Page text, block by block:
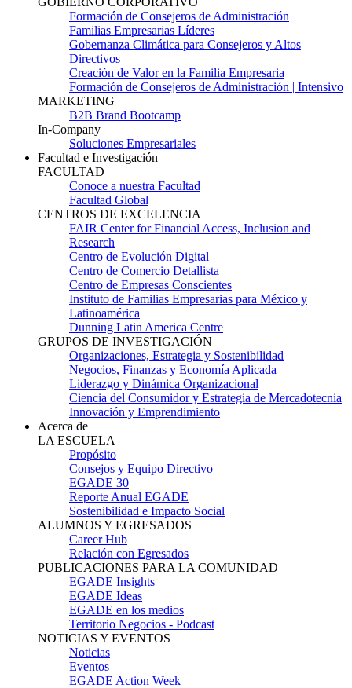
Formación de Consejeros de Administración
Familias Empresarias Líderes
Gobernanza Climática para Consejeros y Altos
Directivos
Creación de Valor en la Familia Empresaria
Formación de Consejeros de Administración | Intensivo
MARKETING
B2B Brand Bootcamp
In-Company
Soluciones Empresariales
Facultad e Investigación
FACULTAD
Conoce a nuestra Facultad
Facultad Global
CENTROS DE EXCELENCIA
FAIR Center for Financial Access, Inclusion and
Research
Centro de Evolución Digital
Centro de Comercio Detallista
Centro de Empresas Conscientes
Instituto de Familias Empresarias para México y
Latinoamérica
Dunning Latin America Centre
GRUPOS DE INVESTIGACIÓN
Organizaciones, Estrategia y Sostenibilidad
Negocios, Finanzas y Economía Aplicada
Liderazgo y Dinámica Organizacional
Ciencia del Consumidor y Estrategia de Mercadotecnia
Innovación y Emprendimiento
Acerca de
LA ESCUELA
Propósito
Consejos y Equipo Directivo
EGADE 30
Reporte Anual EGADE
Sostenibilidad e Impacto Social
ALUMNOS Y EGRESADOS
Career Hub
Relación con Egresados
PUBLICACIONES PARA LA COMUNIDAD
EGADE Insights
EGADE Ideas
EGADE en los medios
Territorio Negocios - Podcast
NOTICIAS Y EVENTOS
Noticias
Eventos
EGADE Action Week